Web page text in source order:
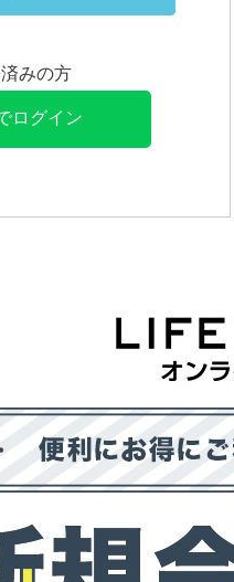
みの方
ログイン